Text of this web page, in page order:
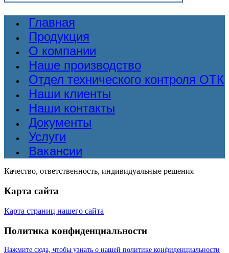
Главная
Продукция
О компании
Наше производство
Отдел технического контроля ОТК
Наши клиенты
Наши контакты
Документы
Услуги
Вакансии
Качество, ответственность, индивидуальные решения
Карта сайта
Карта страниц нашего сайта
Политика конфиденциальности
Нажмите сюда, чтобы узнать о нашей политике конфиденциальности